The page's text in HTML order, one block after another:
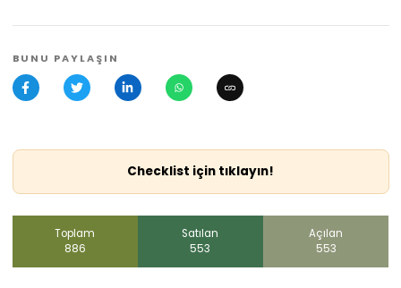
BUNU PAYLAŞIN
Checklist için tıklayın!
Toplam
886
Satılan
553
Açılan
553